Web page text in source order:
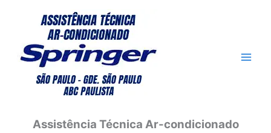
conteúdo
Assistência Técnica Ar-condicionado